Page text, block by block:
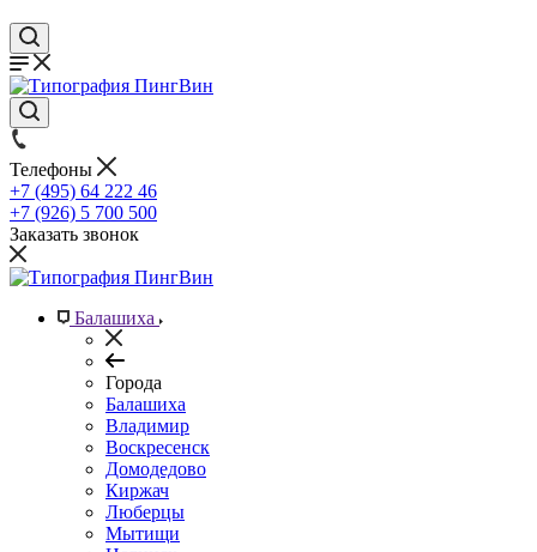
Телефоны
+7 (495) 64 222 46
+7 (926) 5 700 500
Заказать звонок
Балашиха
Города
Балашиха
Владимир
Воскресенск
Домодедово
Киржач
Люберцы
Мытищи